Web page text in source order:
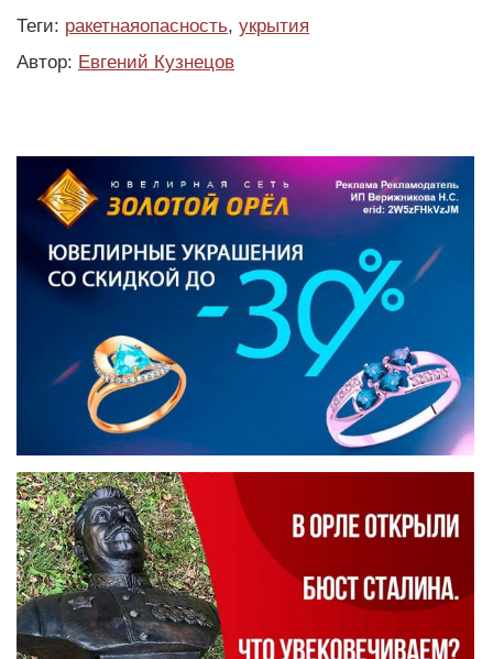
Теги: ракетнаяопасность, укрытия
Автор: Евгений Кузнецов